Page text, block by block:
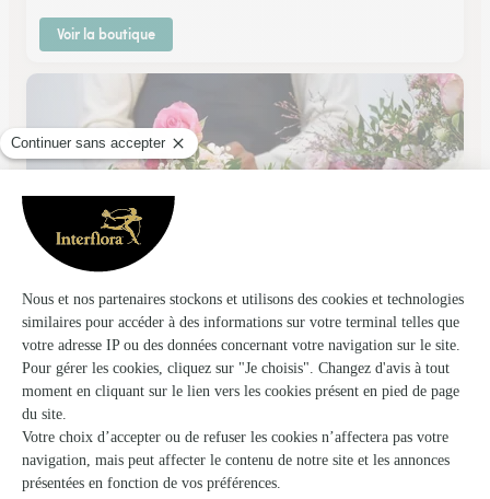
Voir la boutique
Camelia et Ses Fleurs
Le Chesnay
★★★★★4.7 (118)
9 Rue de Versailles
Voir la boutique